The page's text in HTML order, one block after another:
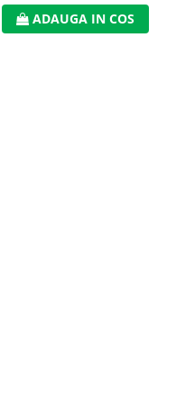
ADAUGA IN COS